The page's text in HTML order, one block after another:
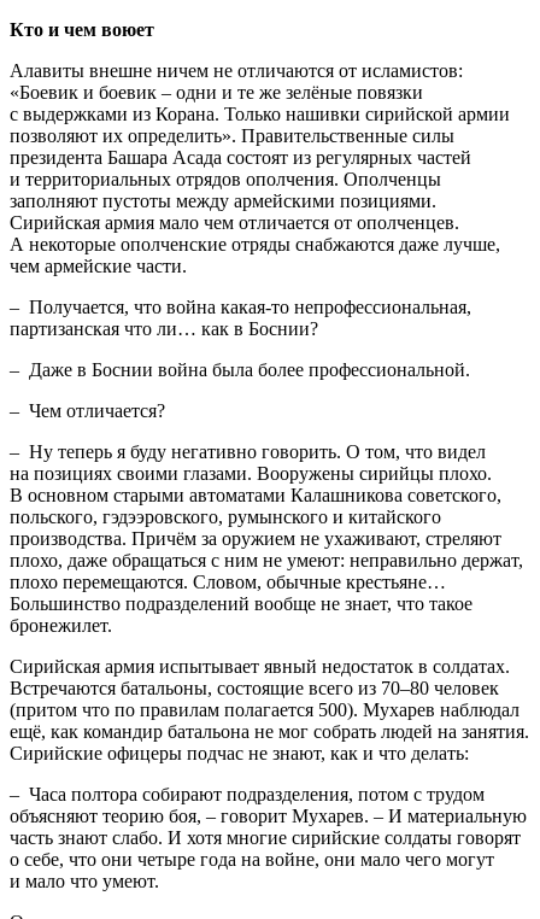
Кто и чем воюет
Алавиты внешне ничем не отличаются от исламистов:
«Боевик и боевик – одни и те же зелёные повязки
с выдержками из Корана. Только нашивки сирийской армии
позволяют их определить». Правительственные силы
президента Башара Асада состоят из регулярных частей
и территориальных отрядов ополчения. Ополченцы
заполняют пустоты между армейскими позициями.
Сирийская армия мало чем отличается от ополченцев.
А некоторые ополченские отряды снабжаются даже лучше,
чем армейские части.
– Получается, что война какая-то непрофессиональная,
партизанская что ли… как в Боснии?
– Даже в Боснии война была более профессиональной.
– Чем отличается?
– Ну теперь я буду негативно говорить. О том, что видел
на позициях своими глазами. Вооружены сирийцы плохо.
В основном старыми автоматами Калашникова советского,
польского, гэдээровского, румынского и китайского
производства. Причём за оружием не ухаживают, стреляют
плохо, даже обращаться с ним не умеют: неправильно держат,
плохо перемещаются. Словом, обычные крестьяне…
Большинство подразделений вообще не знает, что такое
бронежилет.
Сирийская армия испытывает явный недостаток в солдатах.
Встречаются батальоны, состоящие всего из 70–80 человек
(притом что по правилам полагается 500). Мухарев наблюдал
ещё, как командир батальона не мог собрать людей на занятия.
Сирийские офицеры подчас не знают, как и что делать:
– Часа полтора собирают подразделения, потом с трудом
объясняют теорию боя, – говорит Мухарев. – И материальную
часть знают слабо. И хотя многие сирийские солдаты говорят
о себе, что они четыре года на войне, они мало чего могут
и мало что умеют.